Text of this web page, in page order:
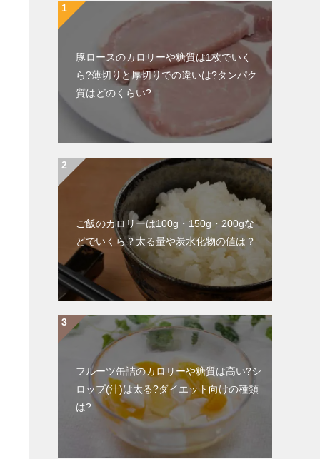
豚ロースのカロリーや糖質は1枚でいく
ら?薄切りと厚切りでの違いは?タンパク
質はどのくらい?
ご飯のカロリーは100g・150g・200gな
どでいくら？太る量や炭水化物の値は？
フルーツ缶詰のカロリーや糖質は高い?シ
ロップ(汁)は太る?ダイエット向けの種類
は?